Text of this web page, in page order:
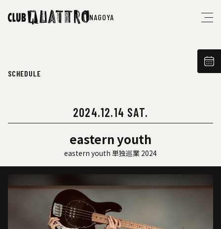
NAGOYA
SCHEDULE
2024.12.14 SAT.
eastern youth
eastern youth 単独巡業 2024